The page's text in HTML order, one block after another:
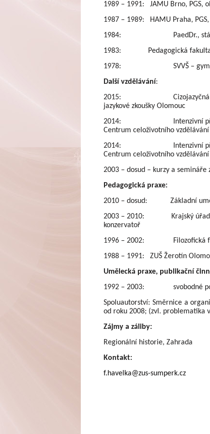
1989 – 1991: JAMU Brno, PGS,
1987 – 1989: HAMU Praha,
1984: PaedDr., státní
1983: Pedagogická fakulta
1978: SVVŠ –
Další vzdělávání:
2015: Cizojazyčná
jazykové zkoušky Olomouc
2014: Intenzivní přípravný
Centrum celoživotního
2014: Intenzivní přípravný
Centrum celoživotního
2003 – dosud – kurzy a
Pedagogická praxe:
2010 – dosud: Základní
2003 – 2010: Krajský úřad
konzervatoř
1996 – 2002: Filozofická
1988 – 1991: ZUŠ Žerotín
Umělecká praxe, publikační
1992 – 2003: svobodné
Spoluautorství: Směrnice a
od roku 2008; (zvl. problematika
Zájmy a záliby:
Regionální historie, Zahrada
Kontakt:
f.havelka@zus-sumperk.cz